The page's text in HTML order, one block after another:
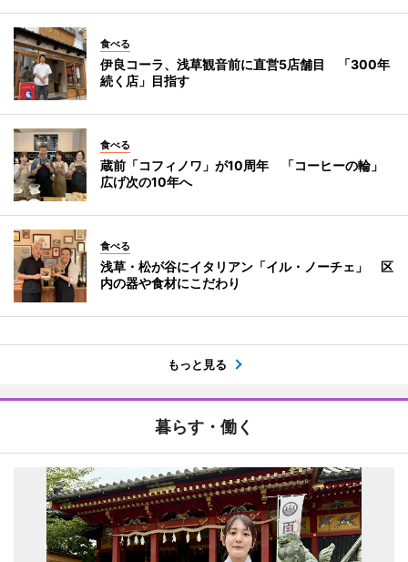
食べる
伊良コーラ、浅草観音前に直営5店舗目 「300年
続く店」目指す
食べる
蔵前「コフィノワ」が10周年 「コーヒーの輪」
広げ次の10年へ
食べる
浅草・松が谷にイタリアン「イル・ノーチェ」 区
内の器や食材にこだわり
もっと見る
暮らす・働く